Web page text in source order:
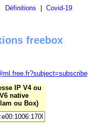
Définitions Covid-19
freebox
IP V4 ou
V6 native
ou Box)